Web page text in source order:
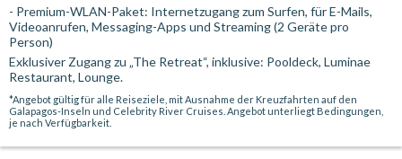
- Premium-WLAN-Paket: Internetzugang zum Surfen, für E-Mails,
Videoanrufen, Messaging-Apps und Streaming (2 Geräte pro
Person)
Exklusiver Zugang zu „The Retreat“, inklusive: Pooldeck, Luminae
Restaurant, Lounge.
*Angebot gültig für alle Reiseziele, mit Ausnahme der Kreuzfahrten auf den
Galapagos-Inseln und Celebrity River Cruises. Angebot unterliegt Bedingungen,
je nach Verfügbarkeit.